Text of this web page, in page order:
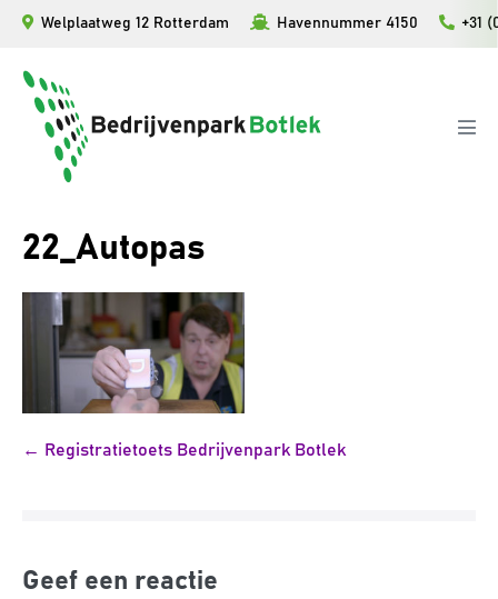
inhoud
Welplaatweg 12 Rotterdam Havennummer 4150 +31
22_Autopas
Bericht
← Registratietoets Bedrijvenpark Botlek
Geef een reactie